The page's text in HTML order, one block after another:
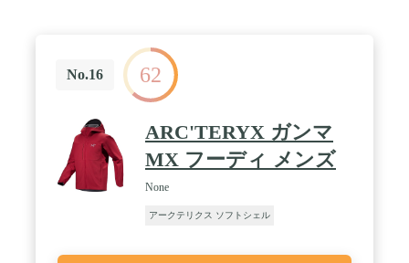
No.16 62
ARC'TERYX ガンマ
MX フーディ メンズ
None
アークテリクス ソフトシェル